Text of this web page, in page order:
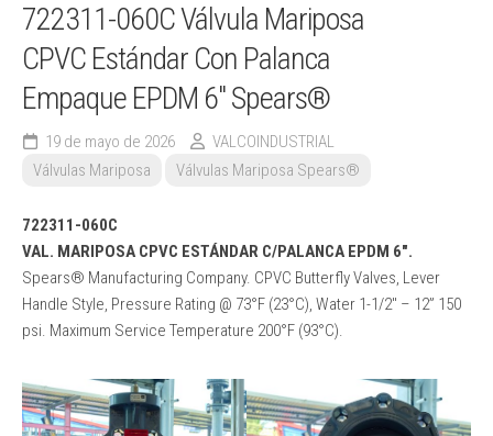
722311-060C Válvula Mariposa
CPVC Estándar Con Palanca
Empaque EPDM 6″ Spears®
19 de mayo de 2026
VALCOINDUSTRIAL
Válvulas Mariposa
Válvulas Mariposa Spears®
722311-060C
VAL. MARIPOSA CPVC ESTÁNDAR C/PALANCA EPDM 6″.
Spears® Manufacturing Company. CPVC Butterfly Valves, Lever
Handle Style, Pressure Rating @ 73°F (23°C), Water 1-1/2″ – 12” 150
psi. Maximum Service Temperature 200°F (93°C).